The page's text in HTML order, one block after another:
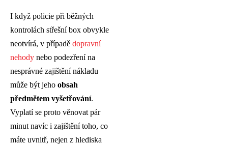
I když policie při běžných
kontrolách střešní box obvykle
neotvírá, v případě dopravní
nehody nebo podezření na
nesprávné zajištění nákladu
může být jeho obsah
předmětem vyšetřování.
Vyplatí se proto věnovat pár
minut navíc i zajištění toho, co
máte uvnitř, nejen z hlediska